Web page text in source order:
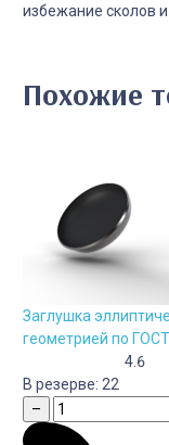
избежание сколов и
Похожие
Заглушка
геометрией по
4.6
В резерве: 22
–